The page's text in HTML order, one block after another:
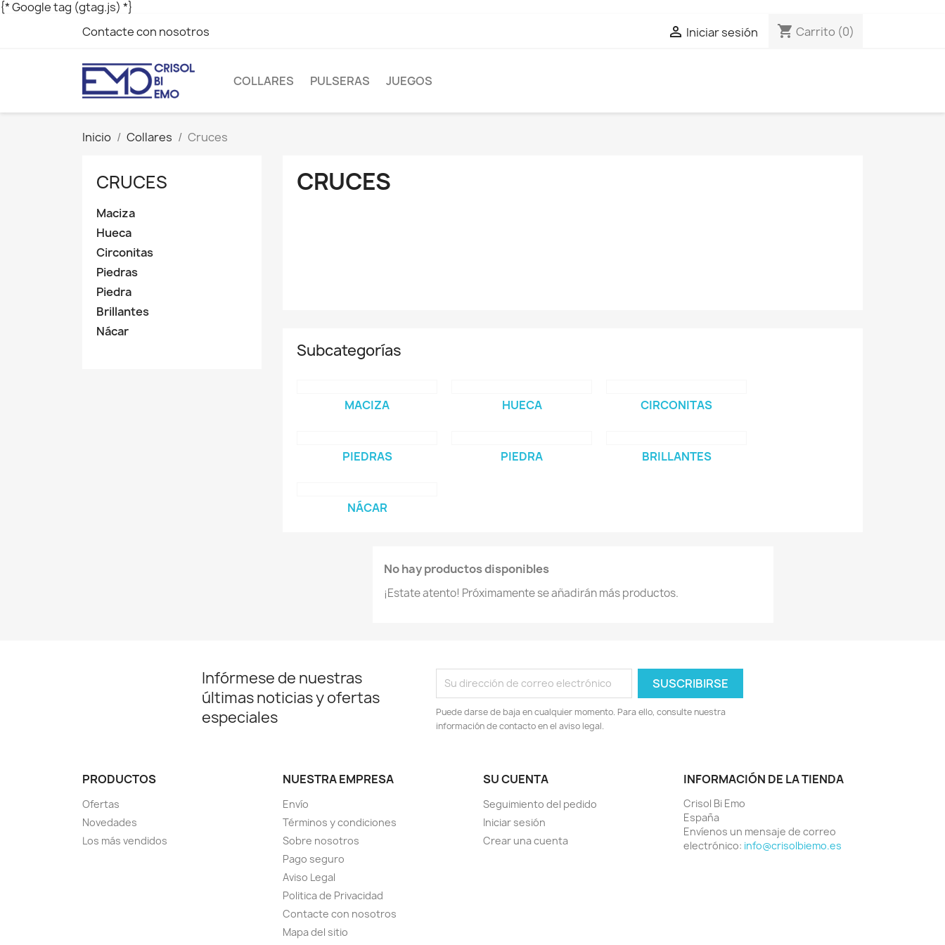
{* Google tag (gtag.js) *}
Contacte con nosotros
 Iniciar sesión shopping_cart Carrito (0)
COLLARES PULSERAS JUEGOS
Inicio Collares Cruces
CRUCES
Maciza
Hueca
Circonitas
Piedras
Piedra
Brillantes
Nácar
CRUCES
Subcategorías
MACIZA HUECA CIRCONITAS
PIEDRAS PIEDRA BRILLANTES
NÁCAR
No hay productos disponibles
¡Estate atento! Próximamente se añadirán más productos.
Infórmese de nuestras
últimas noticias y ofertas
especiales
Puede darse de baja en cualquier momento. Para ello, consulte nuestra
información de contacto en el aviso legal.
PRODUCTOS
Ofertas
Novedades
Los más vendidos
NUESTRA EMPRESA
Envío
Términos y condiciones
Sobre nosotros
Pago seguro
Aviso Legal
Politica de Privacidad
Contacte con nosotros
Mapa del sitio
SU CUENTA
Seguimiento del pedido
Iniciar sesión
Crear una cuenta
INFORMACIÓN DE LA TIENDA
Crisol Bi Emo
España
Envíenos un mensaje de correo
electrónico: info@crisolbiemo.es